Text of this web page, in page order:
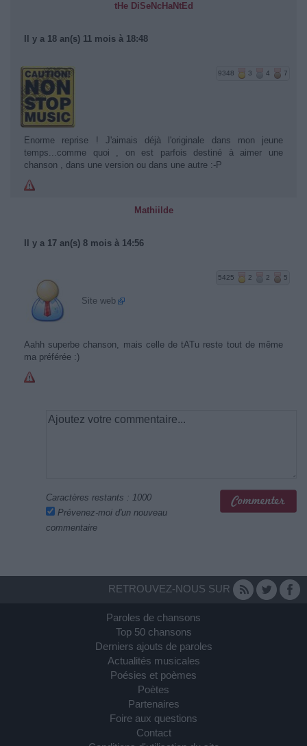
tHe DiSeNcHaNtEd
Il y a 18 an(s) 11 mois à 18:48
9348 3 4 7
Enorme reprise ! J'aimais déjà l'originale dans mon jeune
temps...comme quoi , on est parfois destiné à aimer une
chanson , dans une version ou dans une autre :-P
Mathiilde
Il y a 17 an(s) 8 mois à 14:56
5425 2 2 5
Site web
Aahh superbe chanson, mais celle de tATu reste tout de même
ma préférée :)
Caractères restants : 1000
Prévenez-moi d'un nouveau
commentaire
RETROUVEZ-NOUS SUR
Paroles de chansons
Top 50 chansons
Derniers ajouts de paroles
Actualités musicales
Poésies et poèmes
Poètes
Partenaires
Foire aux questions
Contact